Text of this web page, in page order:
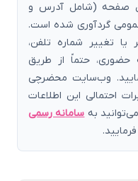
صفحه (شامل آدرس و
گردآوری شده است.
یا تغییر شماره تلفن،
حضوری، حتماً از طریق
وب‌سایت محضرچی
احتمالی این اطلاعات
بهسامانه رسمی